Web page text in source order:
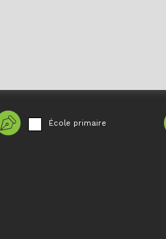
École primaire